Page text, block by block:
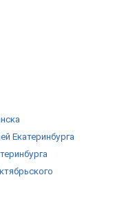
Екатеринбурга